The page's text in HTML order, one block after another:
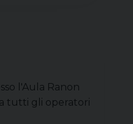
l'Aula Ranon
tutti gli operatori